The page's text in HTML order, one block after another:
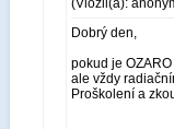
(Vložil(a):
Dobrý den,
pokud je
ale vždy
Proškolení a